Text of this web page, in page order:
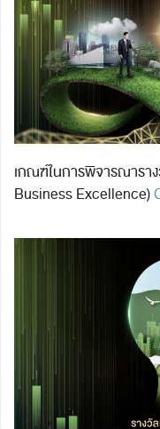
เกณฑ์ในการพิจารณารา
Business Excellence)